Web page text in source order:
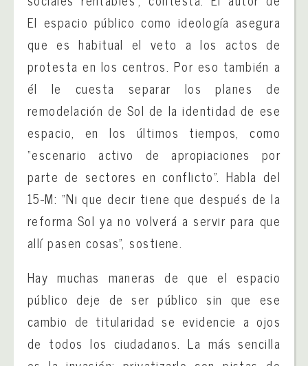
El espacio público como ideología asegura
que es habitual el veto a los actos de
protesta en los centros. Por eso también a
él le cuesta separar los planes de
remodelación de Sol de la identidad de ese
espacio, en los últimos tiempos, como
“escenario activo de apropiaciones por
parte de sectores en conflicto”. Habla del
15-M: “Ni que decir tiene que después de la
reforma Sol ya no volverá a servir para que
allí pasen cosas”, sostiene.
Hay muchas maneras de que el espacio
público deje de ser público sin que ese
cambio de titularidad se evidencie a ojos
de todos los ciudadanos. La más sencilla